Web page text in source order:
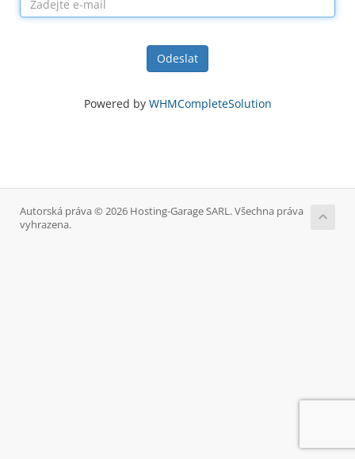
Odeslat
Powered by WHMCompleteSolution
Autorská práva © 2026 Hosting-Garage SARL. Všechna práva
vyhrazena.